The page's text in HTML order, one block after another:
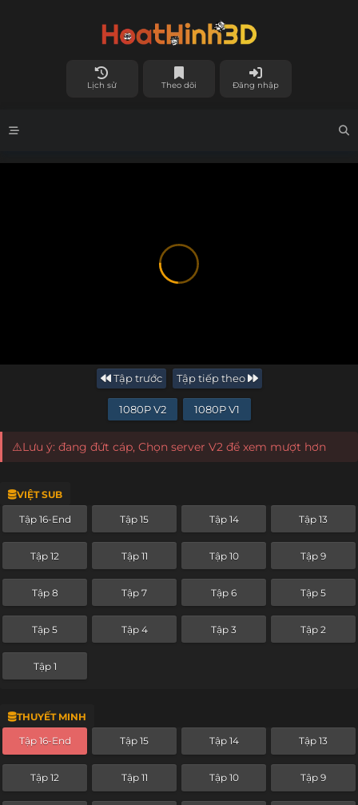
Lịch sử Theo dõi Đăng nhập
Tập trước Tập tiếp theo
1080P V2 1080P V1
⚠️Lưu ý: đang đứt cáp, Chọn server V2 để xem mượt hơn
VIỆT SUB
Tập 16-End Tập 15 Tập 14 Tập 13
Tập 12 Tập 11 Tập 10 Tập 9
Tập 8 Tập 7 Tập 6 Tập 5
Tập 5 Tập 4 Tập 3 Tập 2
Tập 1
THUYẾT MINH
Tập 16-End Tập 15 Tập 14 Tập 13
Tập 12 Tập 11 Tập 10 Tập 9